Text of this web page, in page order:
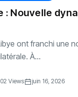
: Nouvelle
ont franchi une
À...
02 Views juin 16, 2026